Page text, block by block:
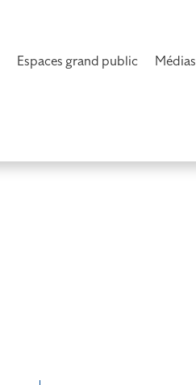
Espaces grand public Médias